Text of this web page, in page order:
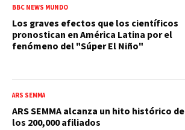
BBC NEWS MUNDO
Los graves efectos que los científicos
pronostican en América Latina por el
fenómeno del "Súper El Niño"
ARS SEMMA
ARS SEMMA alcanza un hito histórico de
los 200,000 afiliados